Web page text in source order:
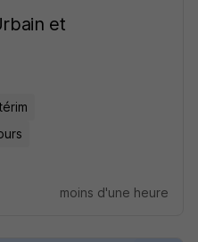
et
moins d'une heure